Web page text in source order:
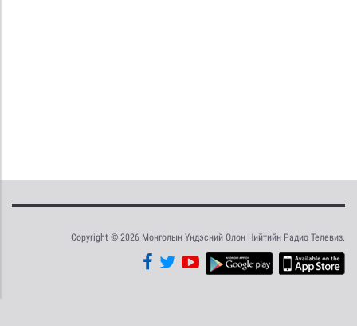
Copyright © 2026 Монголын Үндэсний Олон Нийтийн Радио Телевиз.